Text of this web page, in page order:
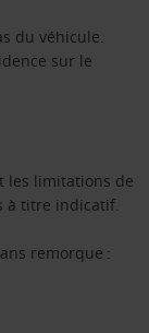
du véhicule.
sur le
les limitations de
à titre indicatif.
remorque :